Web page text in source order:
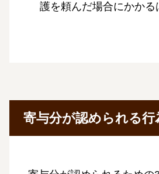
護を頼んだ場合にかかる
寄与分が認められる行